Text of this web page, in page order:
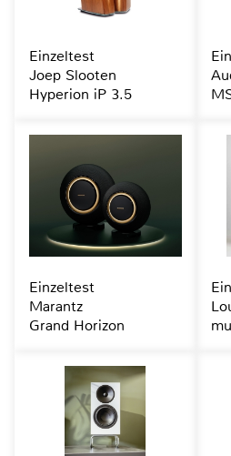
Einzeltest
Joep Slooten
Hyperion iP 3.5
Einzeltest
Marantz
Grand Horizon